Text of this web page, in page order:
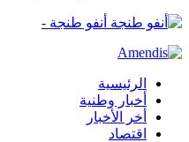
أنفو طنجة -
الرئيسية
أخبار وطنية
أخر الأخبار
اقتصاد